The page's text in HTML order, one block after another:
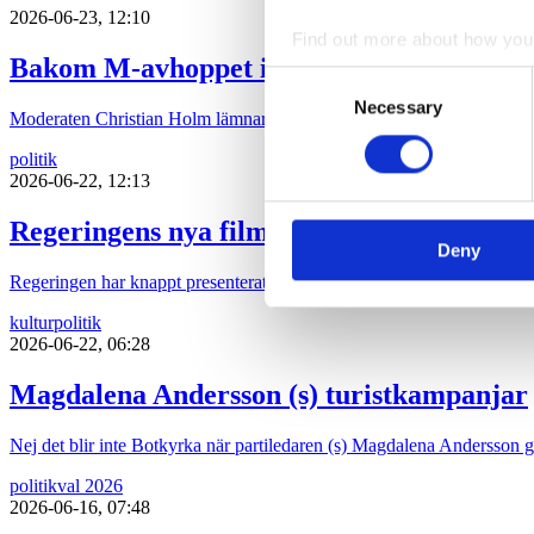
Find out more about how
We use cookies to
information about your use
other information that
Consent
Necessary
Deny
2026-06-23, 12:10
Bakom M-avhoppet i Karlstad
Moderaten Christian Holm lämnar sina politiska uppdrag i Karlstad
politik
2026-06-22, 12:13
Regeringens nya filmpolitik sågas
Regeringen har knappt presenterat sin proposition ”Ny politisk
kulturpolitik
2026-06-22, 06:28
Magdalena Andersson (s) turistkampanjar
Nej det blir inte Botkyrka när partiledaren (s) Magdalena Andersson
politikval 2026
2026-06-16, 07:48